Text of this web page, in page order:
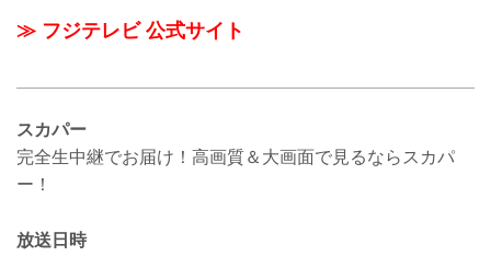
≫ フジテレビ 公式サイト
スカパー
完全生中継でお届け！高画質＆大画面で見るならスカパ
ー！
放送日時